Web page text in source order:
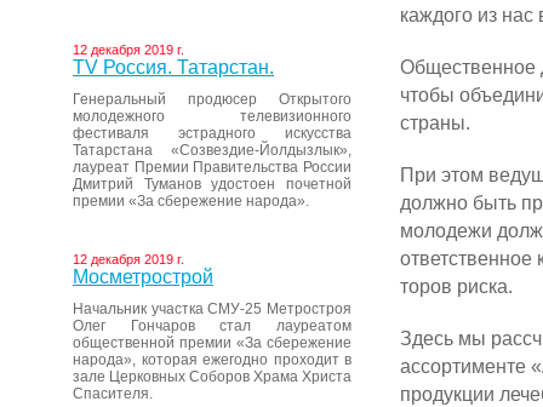
12 декабря 2019 г.
ТV Россия. Татарстан.
Генеральный продюсер Открытого
молодежного телевизионного
фестиваля эстрадного искусства
Татарстана «Созвездие-Йолдызлык»,
лауреат Премии Правительства России
Дмитрий Туманов удостоен почетной
премии «За сбережение народа».
12 декабря 2019 г.
Мосметрострой
Начальник участка СМУ-25 Метростроя
Олег Гончаров стал лауреатом
общественной премии «За сбережение
народа», которая ежегодно проходит в
зале Церковных Соборов Храма Христа
Спасителя.
каждого из
Общественное
чтобы
страны.
При этом
должно быть
мо­лодежи
торов риска.
Здесь мы
ассортименте
продукции